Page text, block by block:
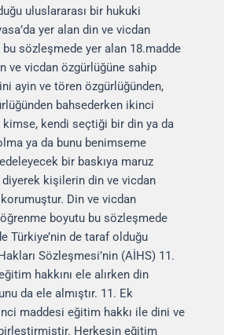
uluslararası bir hukuki
yer alan din ve vicdan
sözleşmede yer alan 18.madde
ve vicdan özgürlüğüne sahip
ayin ve tören özgürlüğünden,
bahsederken ikinci
kimse, kendi seçtiği bir din ya da
ya da bunu benimseme
bir baskıya maruz
diyerek kişilerin din ve vicdan
Din ve vicdan
boyutu bu sözleşmede
Türkiye’nin de taraf olduğu
Sözleşmesi’nin (AİHS) 11.
hakkını ele alırken din
da ele almıştır. 11. Ek
maddesi eğitim hakkı ile dini ve
Herkesin eğitim